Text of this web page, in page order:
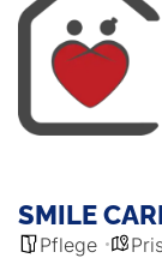
SMILE
Pflege